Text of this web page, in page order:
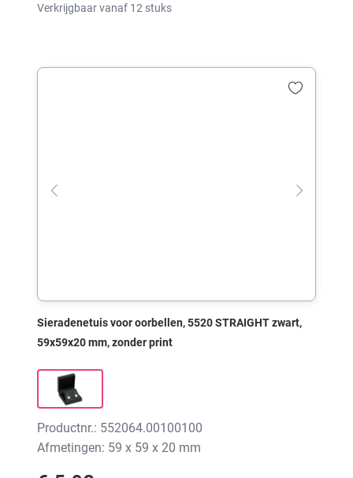
Verkrijgbaar vanaf 12 stuks
Sieradenetuis voor oorbellen, 5520 STRAIGHT zwart,
59x59x20 mm, zonder print
Productnr.: 552064.00100100
Afmetingen: 59 x 59 x 20 mm